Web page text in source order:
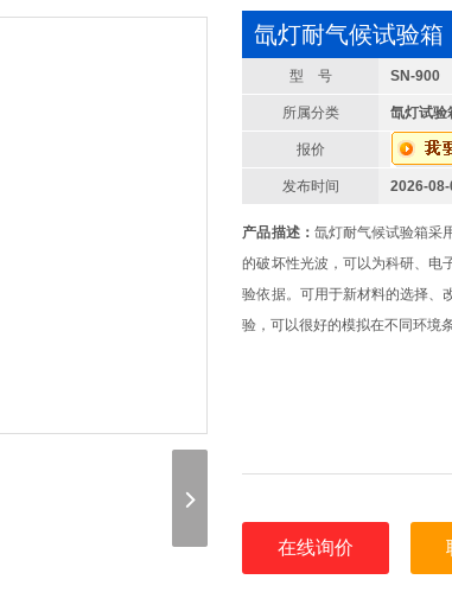
氙灯耐气候试验箱
型 号 SN-900
所属分类 氙灯试验
报价
发布时间 2026-
产品描述： 氙灯耐气候试验箱采
的破坏性光波，可以为科研、电
验依据。可用于新材料的选择、
验，可以很好的模拟在不同环境
在线询价